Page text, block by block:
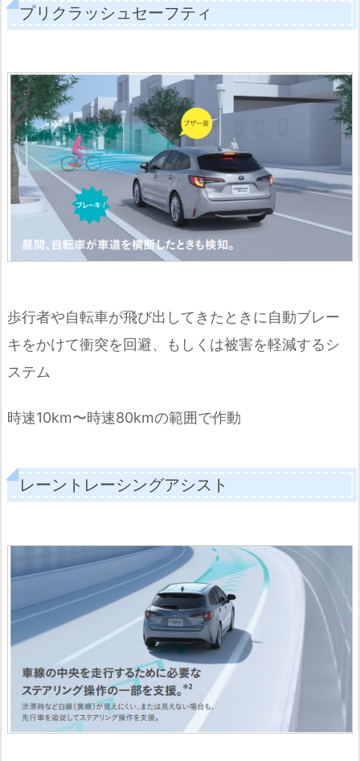
プリクラッシュセーフティ
歩行者や自転車が飛び出してきたときに自動ブレー
キをかけて衝突を回避、もしくは被害を軽減するシ
ステム
時速10km〜時速80kmの範囲で作動
レーントレーシングアシスト